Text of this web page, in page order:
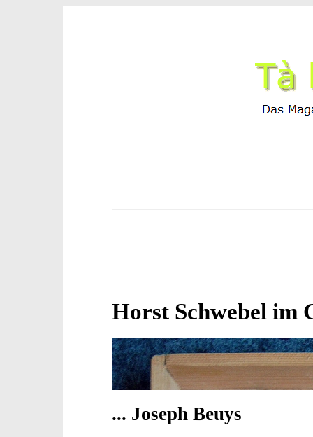
Horst Schwebel im
... Joseph Beuys